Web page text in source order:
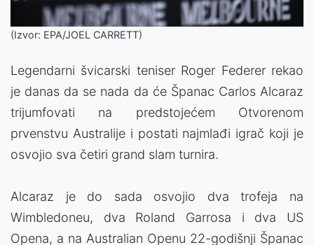
(Izvor: EPA/JOEL CARRETT)
Legendarni švicarski teniser Roger Federer rekao
je danas da se nada da će Španac Carlos Alcaraz
trijumfovati na predstojećem Otvorenom
prvenstvu Australije i postati najmlađi igrač koji je
osvojio sva četiri grand slam turnira.
Alcaraz je do sada osvojio dva trofeja na
Wimbledoneu, dva Roland Garrosa i dva US
Opena, a na Australian Openu 22-godišnji Španac